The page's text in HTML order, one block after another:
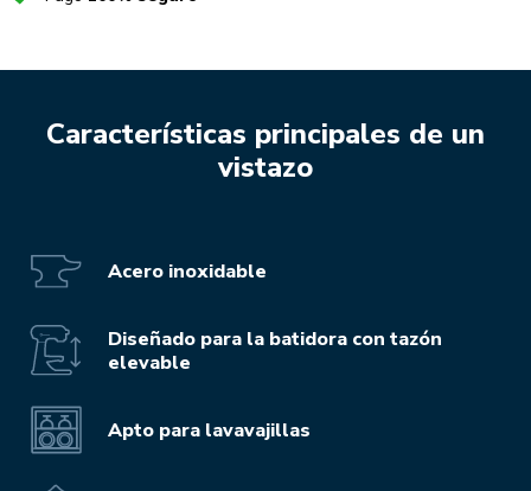
Características principales de un
vistazo
Acero inoxidable
Diseñado para la batidora con tazón
elevable
Apto para lavavajillas